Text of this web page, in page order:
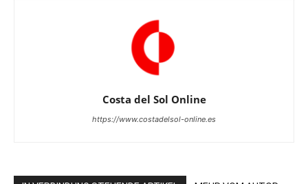
Costa del Sol Online
https://www.costadelsol-online.es